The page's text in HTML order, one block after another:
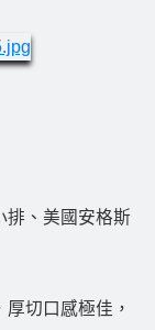
排、美國安格斯
切口感極佳，